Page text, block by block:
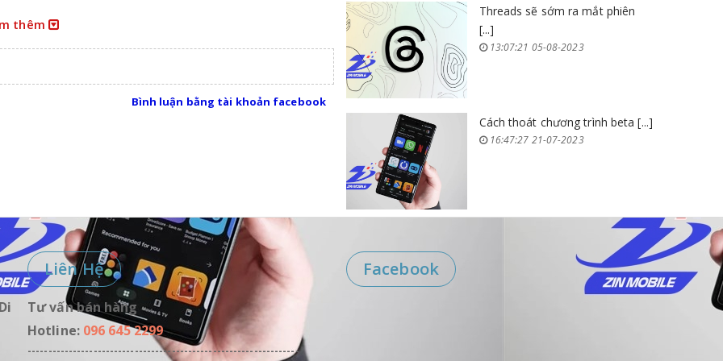
Nội
thêm
Bình luận bằng tài khoản facebook
Threads sẽ sớm ra mắt phiên
[...]
13:07:21 05-08-2023
Cách thoát chương trình beta [...]
16:47:27 21-07-2023
Liên Hệ
Tư vấn bán hàng
Hotline: 096 645 2299
------------------------------------------------------------------
Facebook